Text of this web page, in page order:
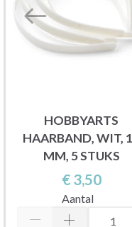
HOBBYARTS
HAARBAND, WIT,
MM, 5 STUKS
€ 3,50
Aantal